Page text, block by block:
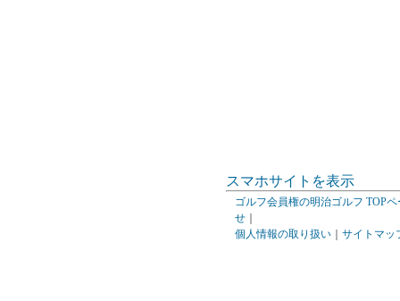
スマホサイトを表示
ゴルフ会員権の明治ゴルフ TOPペ
せ
個人情報の取り扱い
サイトマッ